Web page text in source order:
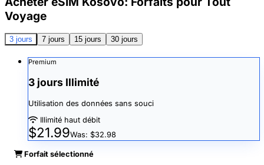
Voyage
3 jours 7 jours 15 jours 30 jours
Premium
3 jours Illimité
Utilisation des données sans souci
Illimité haut débit
$21.99Was: $32.98
Forfait sélectionné